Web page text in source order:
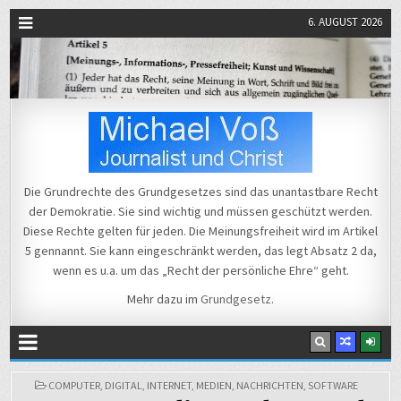
6. AUGUST 2026
Michael Voß
Die Grundrechte des Grundgesetzes sind das unantastbare Recht
der Demokratie. Sie sind wichtig und müssen geschützt werden.
Diese Rechte gelten für jeden. Die Meinungsfreiheit wird im Artikel
5 gennannt. Sie kann eingeschränkt werden, das legt Absatz 2 da,
wenn es u.a. um das „Recht der persönliche Ehre“ geht.
Mehr dazu im Grundgesetz.
POSTED
COMPUTER, DIGITAL, INTERNET, MEDIEN, NACHRICHTEN, SOFTWARE